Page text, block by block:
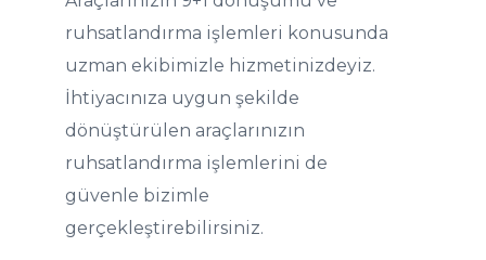
ruhsatlandırma işlemleri konusunda
uzman ekibimizle hizmetinizdeyiz.
İhtiyacınıza uygun şekilde
dönüştürülen araçlarınızın
ruhsatlandırma işlemlerini de
güvenle bizimle
gerçekleştirebilirsiniz.